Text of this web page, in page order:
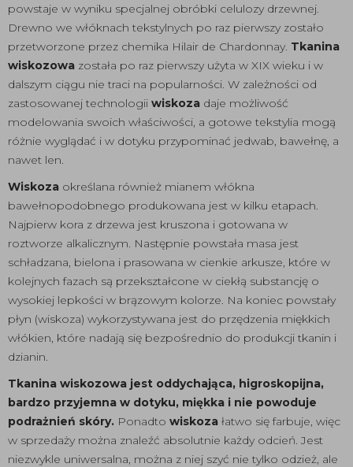
powstaje w wyniku specjalnej obróbki celulozy drzewnej.
Drewno we włóknach tekstylnych po raz pierwszy zostało
przetworzone przez chemika Hilair de Chardonnay. Tkanina
wiskozowa została po raz pierwszy użyta w XIX wieku i w
dalszym ciągu nie traci na popularności. W zależności od
zastosowanej technologii wiskoza daje możliwość
modelowania swoich właściwości, a gotowe tekstylia mogą
różnie wyglądać i w dotyku przypominać jedwab, bawełnę, a
nawet len.
Wiskoza określana również mianem włókna
bawełnopodobnego produkowana jest w kilku etapach.
Najpierw kora z drzewa jest kruszona i gotowana w
roztworze alkalicznym. Następnie powstała masa jest
schładzana, bielona i prasowana w cienkie arkusze, które w
kolejnych fazach są przekształcone w ciekłą substancję o
wysokiej lepkości w brązowym kolorze. Na koniec powstały
płyn (wiskoza) wykorzystywana jest do przędzenia miękkich
włókien, które nadają się bezpośrednio do produkcji tkanin i
dzianin.
Tkanina wiskozowa jest oddychająca, higroskopijna,
bardzo przyjemna w dotyku, miękka i nie powoduje
podrażnień skóry. Ponadto wiskoza łatwo się farbuje, więc
w sprzedaży można znaleźć absolutnie każdy odcień. Jest
niezwykle uniwersalna, można z niej szyć nie tylko odzież, ale